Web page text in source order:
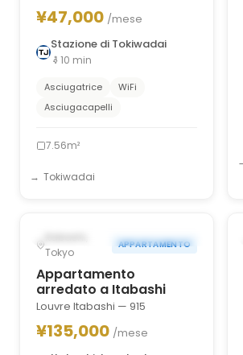
¥47,000 /mese
Stazione di Tokiwadai
10 min
Asciugatrice
WiFi
Asciugacapelli
7.56m²
Tokiwadai
POSSIBILMENTE DAL JAN 1, 2027
Tokyo
APPARTAMENTO
Appartamento
arredato a Itabashi
Louvre Itabashi — 915
¥135,000 /mese